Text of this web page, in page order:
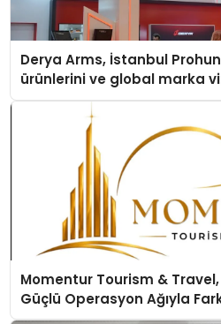
Derya Arms, İstanbul
ürünlerini ve global marka
Momentur Tourism &
Güçlü Operasyon Ağıyla